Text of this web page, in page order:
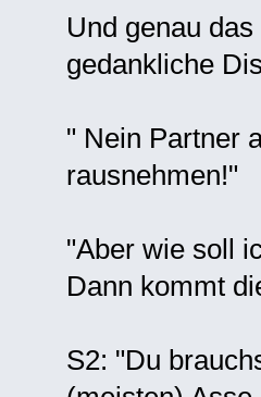
Und genau
gedankliche
" Nein Partner
rausnehmen!"
"Aber wie soll
Dann kommt
S2: "Du